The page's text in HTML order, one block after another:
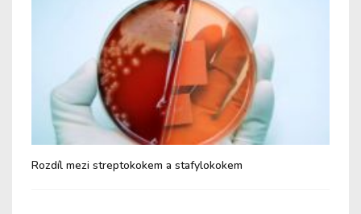
Rozdíl mezi streptokokem a stafylokokem